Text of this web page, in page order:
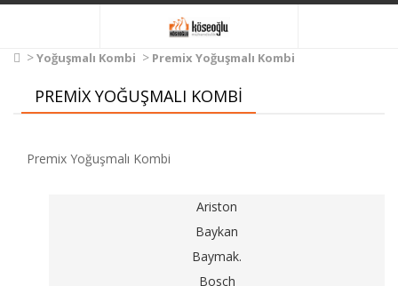
Yoğuşmalı Kombi Premix Yoğuşmalı Kombi
PREMIX YOĞUŞMALI KOMBI
Premix Yoğuşmalı Kombi
Ariston
Baykan
Baymak.
Bosch